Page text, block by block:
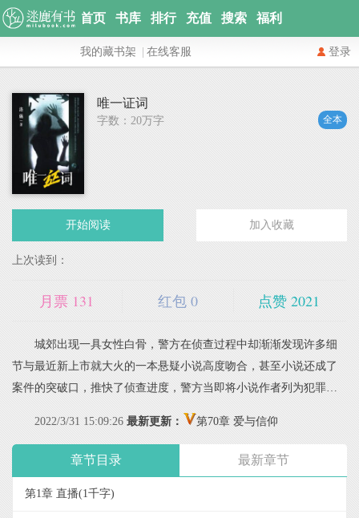
首页 书库 排行 充值 搜索 福利
登录
我的藏书架 在线客服
唯一证词
字数：20万字 全本
开始阅读 加入收藏
上次读到：
月票 131 红包 0 点赞 2021
城郊出现一具女性白骨，警方在侦查过程中却渐渐发现许多细
节与最近新上市就大火的一本悬疑小说高度吻合，甚至小说还成了
案件的突破口，推快了侦查进度，警方当即将小说作者列为犯罪嫌
2022/3/31 15:09:26 最新更新： 第70章 爱与信仰
章节目录 最新章节
第1章 直播(1千字)